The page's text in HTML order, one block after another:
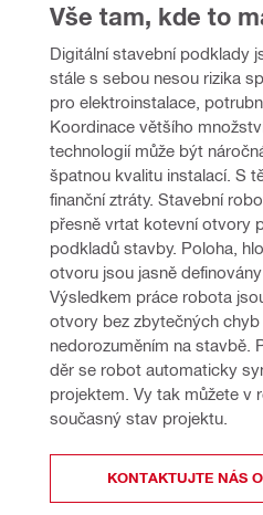
Vše tam, kde to
Digitální stavební podklady
stále s sebou nesou rizika
pro elektroinstalace,
Koordinace většího
technologií může být
špatnou kvalitu instalací. S
finanční ztráty. Stavební
přesně vrtat kotevní otvory
podkladů stavby. Poloha,
otvoru jsou jasně
Výsledkem práce robota
otvory bez zbytečných
nedorozuměním na stavbě.
děr se robot automaticky
projektem. Vy tak můžete v
současný stav projektu.
KONTAKTUJTE NÁS